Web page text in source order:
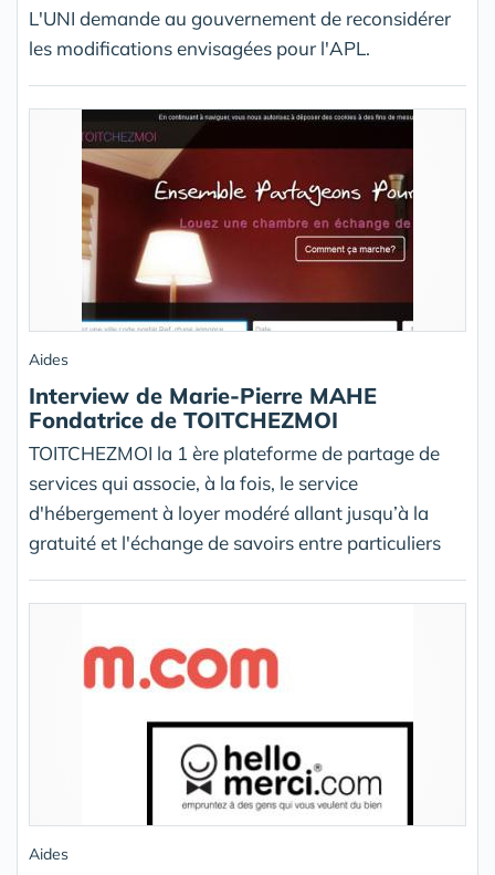
L'UNI demande au gouvernement de reconsidérer
les modifications envisagées pour l'APL.
Aides
Interview de Marie-Pierre MAHE
Fondatrice de TOITCHEZMOI
TOITCHEZMOI la 1 ère plateforme de partage de
services qui associe, à la fois, le service
d'hébergement à loyer modéré allant jusqu’à la
gratuité et l'échange de savoirs entre particuliers
Aides